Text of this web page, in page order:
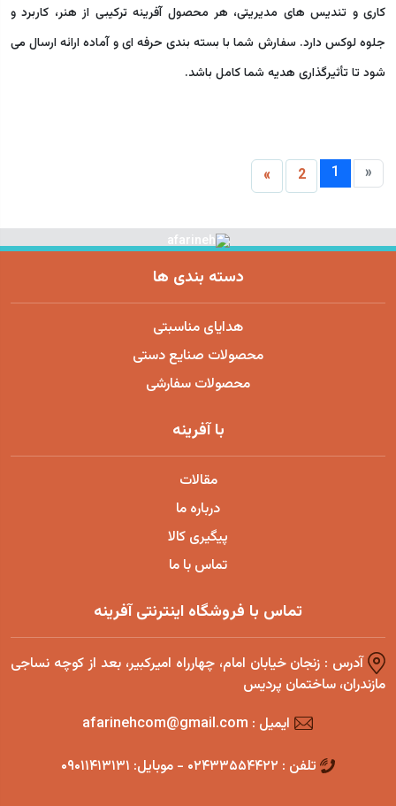
کاری و تندیس های مدیریتی، هر محصول آفرینه ترکیبی از هنر، کاربرد و
جلوه لوکس دارد. سفارش شما با بسته بندی حرفه ای و آماده ارائه ارسال می
شود تا تأثیرگذاری هدیه شما کامل باشد.
«
1
2
»
دسته بندی ها
هدایای مناسبتی
محصولات صنایع دستی
محصولات سفارشی
با آفرینه
مقالات
درباره ما
پیگیری کالا
تماس با ما
تماس با فروشگاه اینترنتی آفرینه
آدرس : زنجان خیابان امام، چهارراه امیرکبیر، بعد از کوچه نساجی
مازندران، ساختمان پردیس
ایمیل : afarinehcom@gmail.com
تلفن : ۰۲۴۳۳۵۵۴۴۲۲ - موبایل: ۰۹۰۱۱۴۱۳۱۳۱